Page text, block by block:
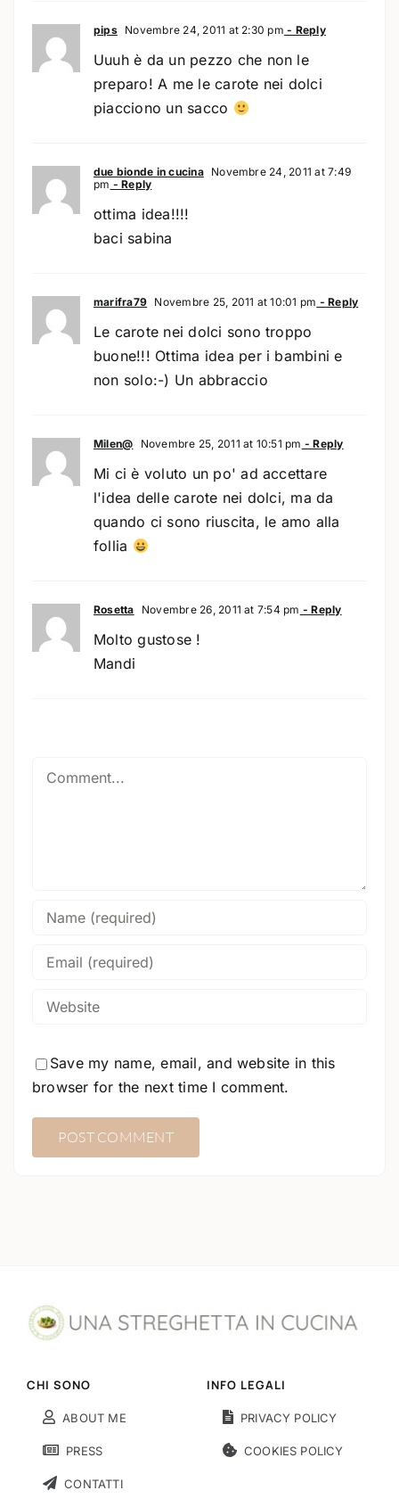
pips Novembre 24, 2011 at 2:30 pm - Reply
Uuuh è da un pezzo che non le
preparo! A me le carote nei dolci
piacciono un sacco
due bionde in cucina
Novembre 24, 2011 at 7:49
pm - Reply
ottima idea!!!!
baci sabina
marifra79 Novembre 25, 2011 at 10:01 pm - Reply
Le carote nei dolci sono troppo
buone!!! Ottima idea per i bambini e
non solo:-) Un abbraccio
Milen@ Novembre 25, 2011 at 10:51 pm - Reply
Mi ci è voluto un po' ad accettare
l'idea delle carote nei dolci, ma da
quando ci sono riuscita, le amo alla
follia
Rosetta Novembre 26, 2011 at 7:54 pm - Reply
Molto gustose !
Mandi
Save my name, email, and website in this
browser for the next time I comment.
CHI SONO
ABOUT ME
PRESS
CONTATTI
INFO LEGALI
PRIVACY POLICY
COOKIES POLICY